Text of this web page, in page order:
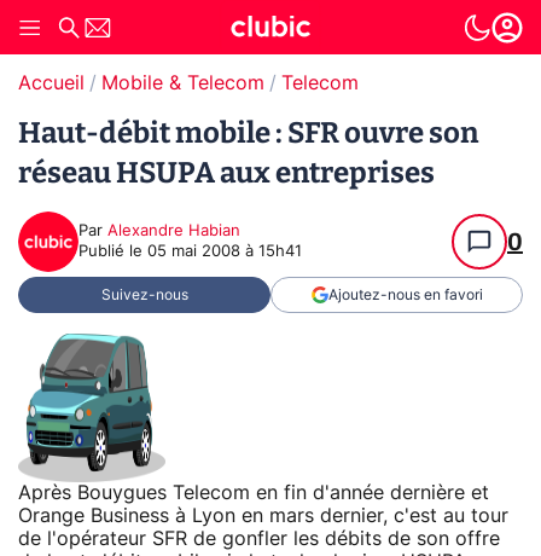
Accueil Mobile & Telecom Telecom
Haut-débit mobile : SFR ouvre son
réseau HSUPA aux entreprises
Par Alexandre Habian
Publié le 05 mai 2008 à 15h41 0
Suivez-nous Ajoutez-nous en favori
Après Bouygues Telecom en fin d'année dernière et
Orange Business à Lyon en mars dernier, c'est au tour
de l'opérateur SFR de gonfler les débits de son offre